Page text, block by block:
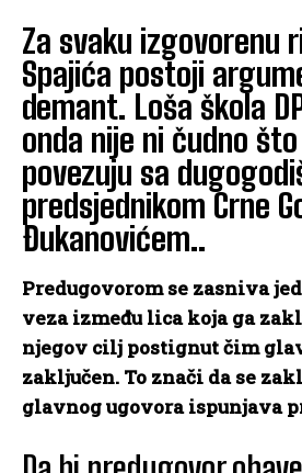
Za svaku izgovorenu
Spajića postoji
demant. Loša škola
onda nije ni čudno
povezuju sa
predsjednikom Crne
Đukanovićem..
Predugovorom se zasniva
veza između lica koja ga
njegov cilj postignut čim
zaključen. To znači da se
glavnog ugovora ispunjava